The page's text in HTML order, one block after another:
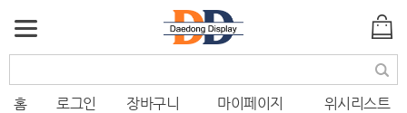
색
홈 로그인 장바구니 마이페이지 위시리스트